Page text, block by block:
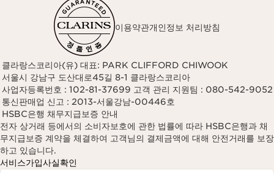
이용약관개인정보 처리방침
클라랑스코리아(유) 대표: PARK CLIFFORD CHIWOOK
서울시 강남구 도산대로45길 8-1 클라랑스코리아
사업자등록번호 : 102-81-37699 고객 관리 지원팀 : 080-542-9052
통신판매업 신고 : 2013-서울강남-00446호
HSBC은행 채무지급보증 안내
전자 상거래 등에서의 소비자보호에 관한 법률에 따라 HSBC은행과 채
무지급보증 계약을 체결하여 고객님의 결제금액에 대해 안전거래를 보장
하고 있습니다.
서비스가입사실확인
Navigates to